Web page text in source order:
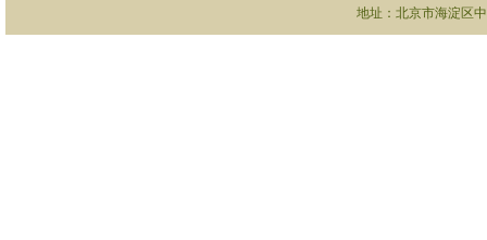
地址：北京市海淀区